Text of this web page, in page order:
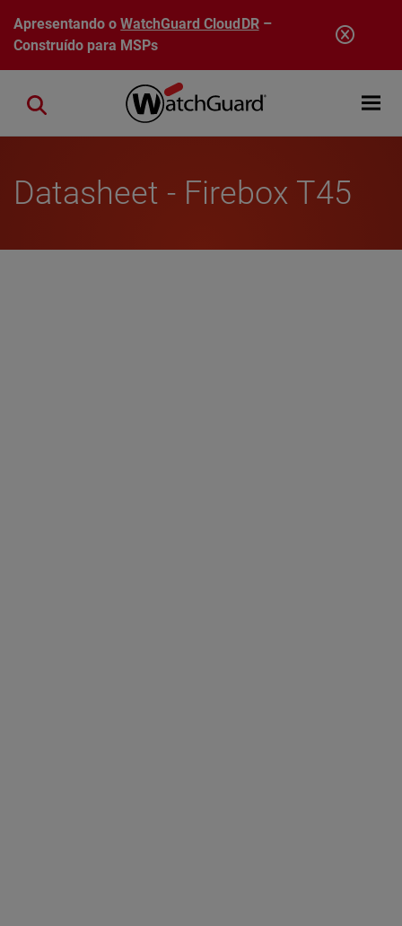
Pular para o conteúdo principal
Apresentando oWatchGuard CloudDR–
Construído para MSPs
Open
Close search
Datasheet - Firebox T45